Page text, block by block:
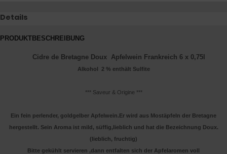
Details
PRODUKTBESCHREIBUNG
Cidre de Bretagne Doux Apfelwein Frankreich 6 x 0,75l
Alkohol 2 % enthält Sulfite
*** Saveur & Origine ***
Ein fein perlender, goldgelber Apfelwein.Er wird aus Mostäpfeln der Bretagne
hergestellt. Sein Aroma ist mild, süffig,lieblich und hat die Bezeichnung Doux.
(lieblich, fruchtig)
Bitte gekühlt servieren ,dann entfalten sich der Apfelaromen voll